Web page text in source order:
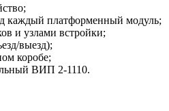
каждый платформенный модуль;
и узлами встройки;
выезд);
коробе;
ВИП 2-1110.